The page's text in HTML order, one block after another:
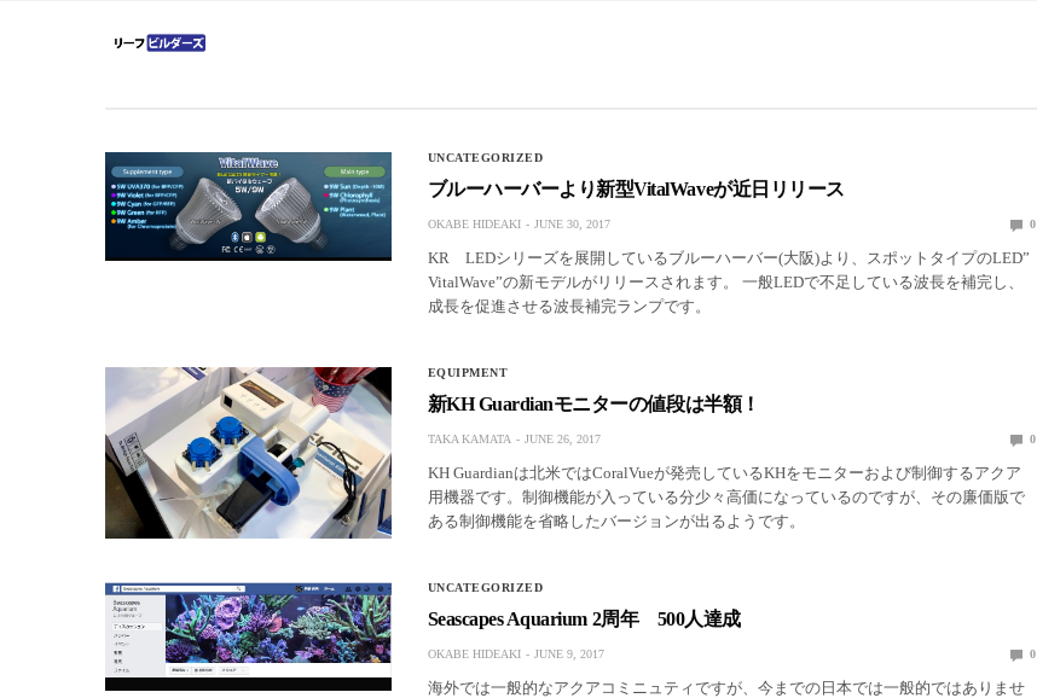
UNCATEGORIZED
ブルーハーバーより新型VitalWaveが近日リリース
OKABE HIDEAKI JUNE 30, 2017 0
KR LEDシリーズを展開しているブルーハーバー(大阪)より、スポットタイプのLED”
VitalWave”の新モデルがリリースされます。 一般LEDで不足している波長を補完し、
成長を促進させる波長補完ランプです。
EQUIPMENT
新KH Guardianモニターの値段は半額！
TAKA KAMATA JUNE 26, 2017 0
KH Guardianは北米ではCoralVueが発売しているKHをモニターおよび制御するアクア
用機器です。制御機能が入っている分少々高価になっているのですが、その廉価版で
ある制御機能を省略したバージョンが出るようです。
UNCATEGORIZED
Seascapes Aquarium 2周年 500人達成
OKABE HIDEAKI JUNE 9, 2017 0
海外では一般的なアクアコミニュティですが、今までの日本では一般的ではありませ